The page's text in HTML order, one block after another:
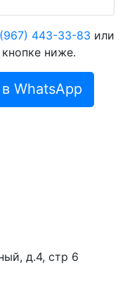
443-33-83 или
ниже.
WhatsApp
д.4, стр 6